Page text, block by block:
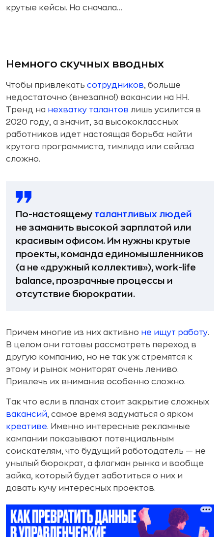
крутые кейсы. Но сначала…
Немного скучных вводных
Чтобы привлекать сотрудников, больше
недостаточно (внезапно!) вакансии на HH.
Тренд на нехватку талантов лишь усилится в
2020 году, а значит, за высококлассных
работников идет настоящая борьба: найти
крутого программиста, тимлида или сейлза
сложно.
По-настоящему талантливых людей
не заманить высокой зарплатой или
красивым офисом. Им нужны крутые
проекты, команда единомышленников
(а не «дружный коллектив»), work-life
balance, прозрачные процессы и
отсутствие бюрократии.
Причем многие из них активно не ищут работу.
В целом они готовы рассмотреть переход в
другую компанию, но не так уж стремятся к
этому и рынок мониторят очень лениво.
Привлечь их внимание особенно сложно.
Так что если в планах стоит закрытие сложных
вакансий, самое время задуматься о ярком
креативе. Именно интересные рекламные
кампании показывают потенциальным
соискателям, что будущий работодатель — не
унылый бюрократ, а флагман рынка и вообще
зайка, который будет заботиться о них и
давать кучу интересных проектов.